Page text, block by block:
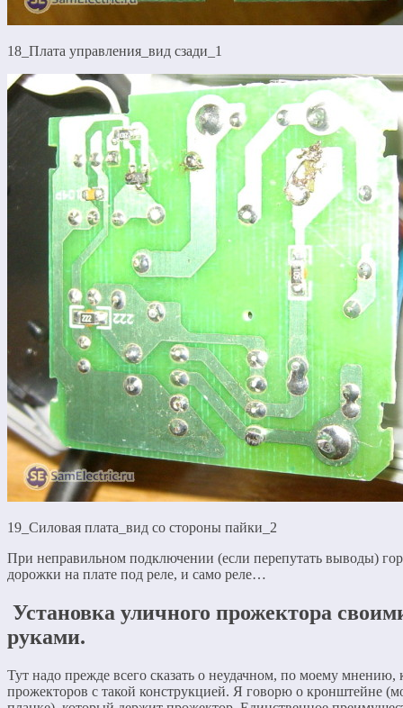
18_Плата управления_вид сзади_1
19_Силовая плата_вид со стороны пайки_2
При неправильном подключении (если перепутать выводы)
дорожки на плате под реле, и само реле…
Установка уличного прожектора
руками.
Тут надо прежде всего сказать о неудачном, по моему мнению,
прожекторов с такой конструкцией. Я говорю о кронштейне